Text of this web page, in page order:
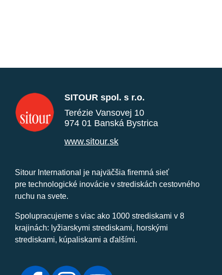
SITOUR spol. s r.o.
Terézie Vansovej 10
974 01 Banská Bystrica
www.sitour.sk
Sitour International je najväčšia firemná sieť
pre technologické inovácie v strediskách cestovného
ruchu na svete.
Spolupracujeme s viac ako 1000 strediskami v 8
krajinách: lyžiarskymi strediskami, horskými
strediskami, kúpaliskami a ďalšími.